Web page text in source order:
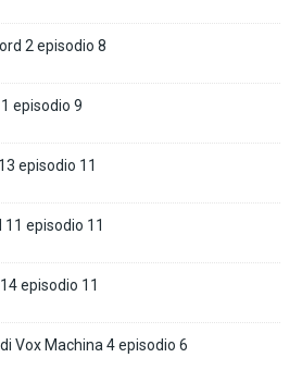
2 episodio 8
episodio 9
episodio 11
episodio 11
episodio 11
Vox Machina 4 episodio 6